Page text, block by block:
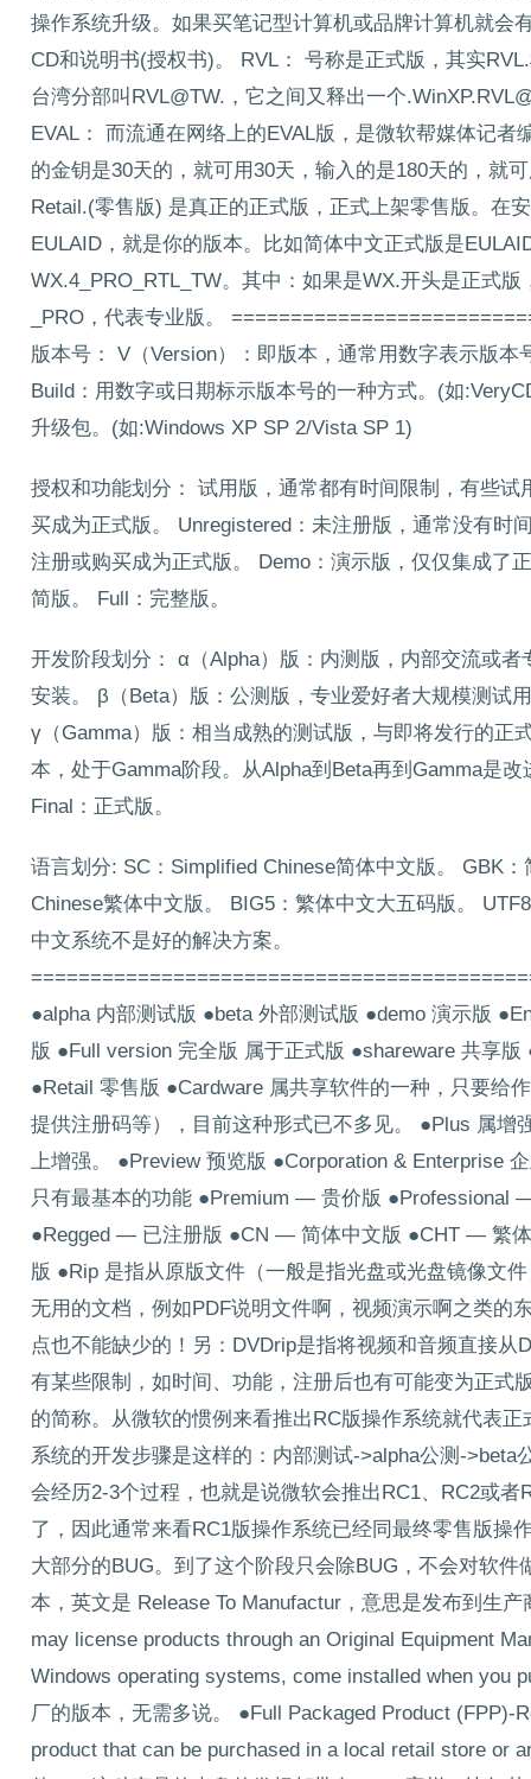
操作系统升级。如果买笔记型计算机或品牌计算机就会
CD和说明书(授权书)。 RVL： 号称是正式版，其实
台湾分部叫RVL@TW.，它之间又释出一个
EVAL： 而流通在网络上的EVAL版，是微软帮媒体记
的金钥是30天的，就可用30天，输入的是180天的，就
Retail.(零售版) 是真正的正式版，正式上架零售版。在
EULAID，就是你的版本。比如简体中文正式版是
WX.4_PRO_RTL_TW。其中：如果是WX.开头是正式
_PRO，代表专业版。
版本号： V（Version）：即版本，通常用数字表示版
Build：用数字或日期标示版本号的一种方式。(如
升级包。(如:Windows XP SP 2/Vista SP 1)
授权和功能划分： 试用版，通常都有时间限制，有些
买成为正式版。 Unregistered：未注册版，通常没有时
注册或购买成为正式版。 Demo：演示版，仅仅集成了
简版。 Full：完整版。
开发阶段划分： α（Alpha）版：内测版，内部交流或
安装。 β（Beta）版：公测版，专业爱好者大规模测试
γ（Gamma）版：相当成熟的测试版，与即将发行的正
本，处于Gamma阶段。从Alpha到Beta再到Gamma是
Final：正式版。
语言划分: SC：Simplified Chinese简体中文版。 GBK
Chinese繁体中文版。 BIG5：繁体中文大五码版。
中文系统不是好的解决方案。
●alpha 内部测试版 ●beta 外部测试版 ●demo 演示版
版 ●Full version 完全版 属于正式版 ●shareware 共享
●Retail 零售版 ●Cardware 属共享软件的一种，只要给
提供注册码等），目前这种形式已不多见。 ●Plus 属增
上增强。 ●Preview 预览版 ●Corporation & Enterprise
只有最基本的功能 ●Premium — 贵价版
●Regged — 已注册版 ●CN — 简体中文版 ●CHT — 繁
版 ●Rip 是指从原版文件（一般是指光盘或光盘镜像文
无用的文档，例如PDF说明文件啊，视频演示啊之类
点也不能缺少的！另：DVDrip是指将视频和音频直接
有某些限制，如时间、功能，注册后也有可能变为正式
的简称。从微软的惯例来看推出RC版操作系统就代表
系统的开发步骤是这样的：内部测试->alpha公测-
会经历2-3个过程，也就是说微软会推出RC1、RC2或
了，因此通常来看RC1版操作系统已经同最终零售版操
大部分的BUG。到了这个阶段只会除BUG，不会对软
本，英文是 Release To Manufactur，意思是发布到生
may license products through an Original Equipment
Windows operating systems, come installed when you
厂的版本，无需多说。 ●Full Packaged Product (FPP)-
product that can be purchased in a local retail store or